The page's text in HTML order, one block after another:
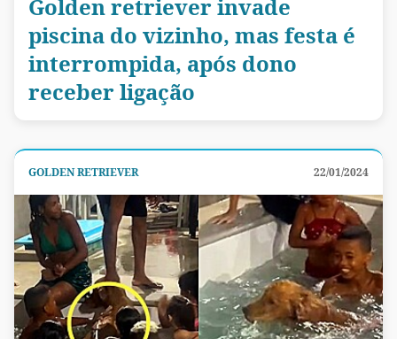
Golden retriever invade
piscina do vizinho, mas festa é
interrompida, após dono
receber ligação
GOLDEN RETRIEVER 22/01/2024